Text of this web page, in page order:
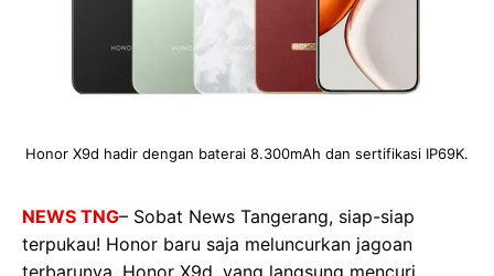
Honor X9d hadir dengan baterai 8.300mAh dan sertifikasi IP69K.
NEWS TNG– Sobat News Tangerang, siap-siap
terpukau! Honor baru saja meluncurkan jagoan
terbarunya, Honor X9d, yang langsung mencuri